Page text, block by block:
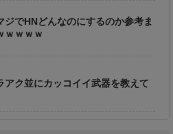
ジでHNどんなのにするのか参考ま
ｗｗｗｗ
アク並にカッコイイ武器を教えて